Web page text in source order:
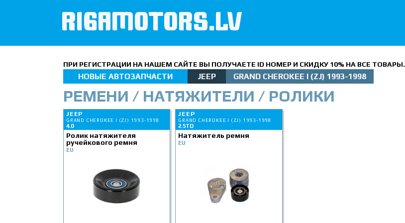
RIGAMOTORS.LV
ПРИ РЕГИСТРАЦИИ НА НАШЕМ САЙТЕ ВЫ ПОЛУЧАЕТЕ ID НОМЕР И СКИДКУ 10% НА ВСЕ ТОВАРЫ.
НОВЫЕ АВТОЗАПЧАСТИ JEEP GRAND CHEROKEE I (ZJ) 1993-1998
РЕМЕНИ / НАТЯЖИТЕЛИ / РОЛИКИ
JEEP
GRAND CHEROKEE I (ZJ) 1993-1998
4.0
Ролик натяжителя
ручейкового ремня
EU
JEEP
GRAND CHEROKEE I (ZJ) 1993-1998
2.5TD
Натяжитель ремня
EU